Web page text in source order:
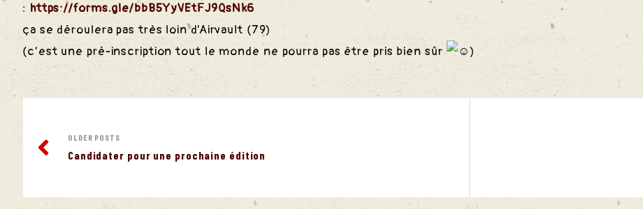
: https://forms.gle/bbB5YyVEtFJ9QsNk6
ça se déroulera pas très loin d’Airvault (79)
(c’est une pré-inscription tout le monde ne pourra pas être pris bien sûr
)
OLDER POSTS
Candidater pour une prochaine édition